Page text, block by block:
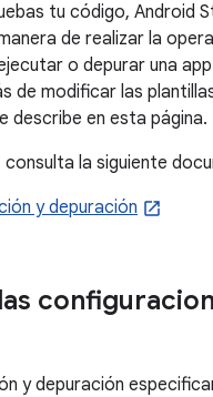
tu código, Android
de realizar la
o depurar una
de modificar las
describe en esta página.
la siguiente
y depuración
y depuración